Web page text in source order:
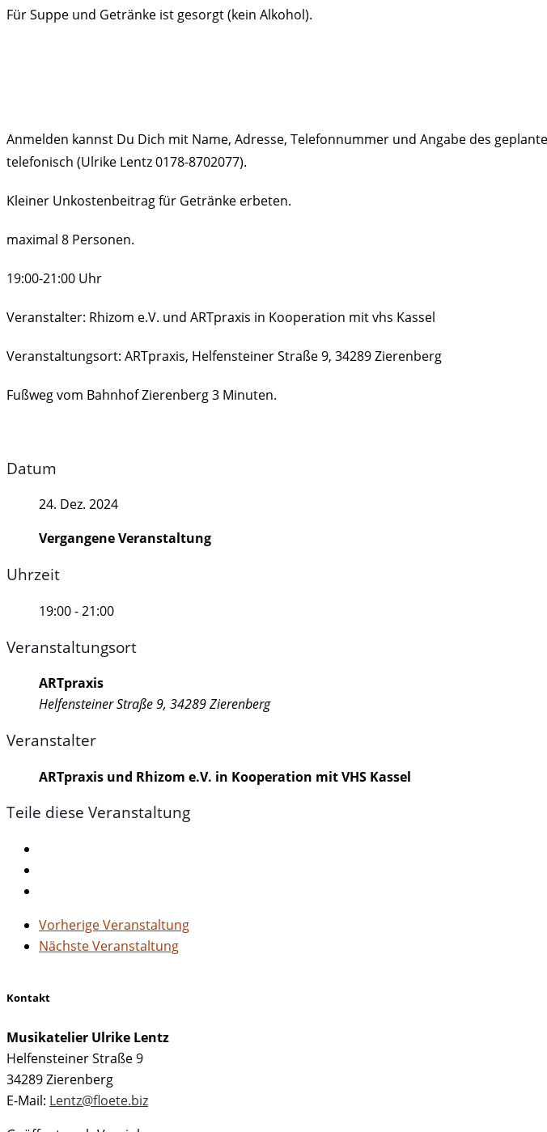
Für Suppe und Getränke ist gesorgt (kein Alkohol).
Anmelden kannst Du Dich mit Name, Adresse, Telefonnummer und Angabe des
telefonisch (Ulrike Lentz 0178-8702077).
Kleiner Unkostenbeitrag für Getränke erbeten.
maximal 8 Personen.
19:00-21:00 Uhr
Veranstalter: Rhizom e.V. und ARTpraxis in Kooperation mit vhs Kassel
Veranstaltungsort: ARTpraxis, Helfensteiner Straße 9, 34289 Zierenberg
Fußweg vom Bahnhof Zierenberg 3 Minuten.
Datum
24. Dez. 2024
Vergangene Veranstaltung
Uhrzeit
19:00 - 21:00
Veranstaltungsort
ARTpraxis
Helfensteiner Straße 9, 34289 Zierenberg
Veranstalter
ARTpraxis und Rhizom e.V. in Kooperation mit VHS Kassel
Teile diese Veranstaltung
Vorherige Veranstaltung
Nächste Veranstaltung
Kontakt
Musikatelier Ulrike Lentz
Helfensteiner Straße 9
34289 Zierenberg
E-Mail: Lentz@floete.biz